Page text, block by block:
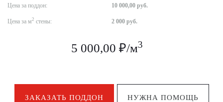
Цена за поддон: 10 000,00 руб.
Цена за м2 стены: 2 000 руб.
5 000,00 ₽/м3
ЗАКАЗАТЬ ПОДДОН НУЖНА ПОМОЩЬ